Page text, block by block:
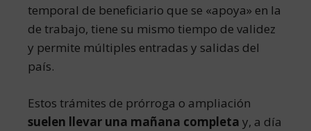
temporal de beneficiario que se «apoya» en la
de trabajo, tiene su mismo tiempo de validez
y permite múltiples entradas y salidas del
país.
Estos trámites de prórroga o ampliación
suelen llevar una mañana completa y, a día